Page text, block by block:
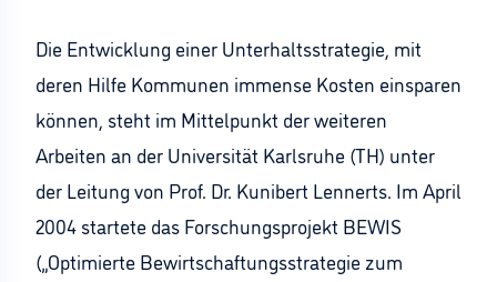
Die Entwicklung einer Unterhaltsstrategie, mit
deren Hilfe Kommunen immense Kosten einsparen
können, steht im Mittelpunkt der weiteren
Arbeiten an der Universität Karlsruhe (TH) unter
der Leitung von Prof. Dr. Kunibert Lennerts. Im April
2004 startete das Forschungsprojekt BEWIS
(„Optimierte Bewirtschaftungsstrategie zum